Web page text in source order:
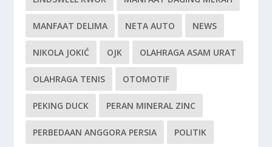
MANFAAT DELIMA NETA AUTO NEWS
NIKOLA JOKIĆ OJK OLAHRAGA ASAM URAT
OLAHRAGA TENIS OTOMOTIF
PEKING DUCK PERAN MINERAL ZINC
PERBEDAAN ANGGORA PERSIA POLITIK